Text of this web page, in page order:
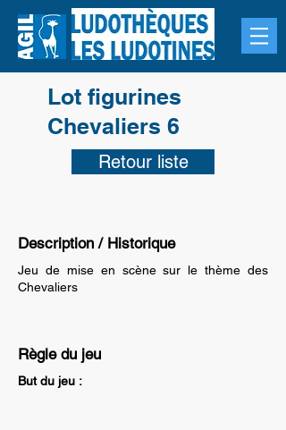
Lot figurines
Chevaliers 6
Retour liste
Description / Historique
Jeu de mise en scène sur le thème des
Chevaliers
Règle du jeu
But du jeu :